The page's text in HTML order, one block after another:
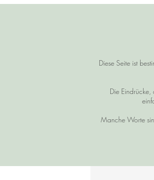
Diese Seite ist
Die
Manche Worte